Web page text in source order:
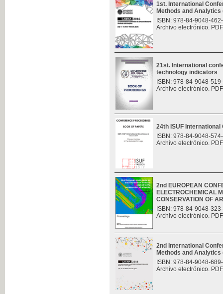
1st. International
Methods and Analytics
ISBN: 978-84-9048-
Archivo electrónico.
21st. International
technology indicators
ISBN: 978-84-9048-
Archivo electrónico.
24th ISUF
ISBN: 978-84-9048-
Archivo electrónico.
2nd EUROPEAN
ELECTROCHEMICAL
CONSERVATION OF
ISBN: 978-84-9048-
Archivo electrónico.
2nd International
Methods and Analytics
ISBN: 978-84-9048-
Archivo electrónico.